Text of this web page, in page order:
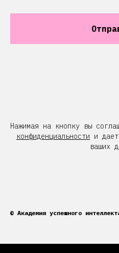
Нажимая на кнопку вы
конфиденциальности и
ваших
© Академия успешного